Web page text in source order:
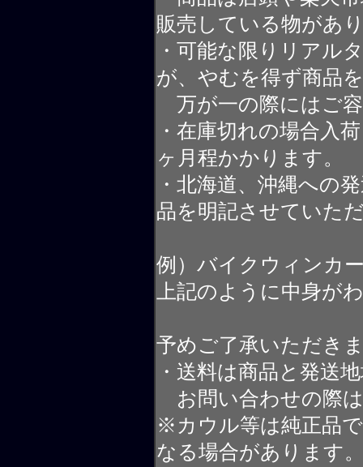
販売している物があ
・可能な限りリアル
が、やむを得ず商品
万が一の際にはご
・在庫切れの場合入
ヶ月程かかります。
・北海道、沖縄への
品を明記させていた
例）バイクウィンカ
上記のように中身が
予めご了承いただき
・送料は商品と発送
お問い合わせの際
※カウル等は純正品
なる場合があります